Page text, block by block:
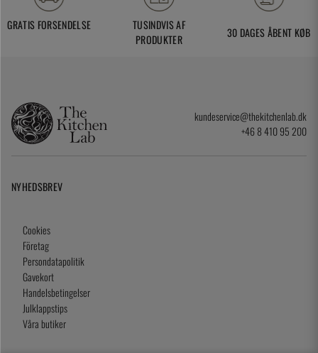
GRATIS FORSENDELSE
TUSINDVIS AF
PRODUKTER
30 DAGES ÅBENT KØB
kundeservice@thekitchenlab.dk
+46 8 410 95 200
NYHEDSBREV
Cookies
Företag
Persondatapolitik
Gavekort
Handelsbetingelser
Julklappstips
Våra butiker